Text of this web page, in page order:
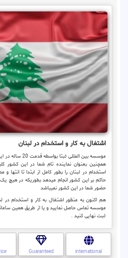
اشتغال به کار و استخدام در لبنان
موسسه بین
همچنین بعنوان نماینده تام شما در این کشور
استخدام در لبنان را بطور کامل از ابتدا تا انتها و
حاکم بر این کشور انجام میدهد بطوریکه در هیچ یک
حضور شما در این کشور نمیباشد
هم اکنون به منظور اشتغال به کار و استخدام در
موسسه تماس حاصل نمایید و یا از طریق همین
ثبت نهایی کنید .
international
Guaranteed